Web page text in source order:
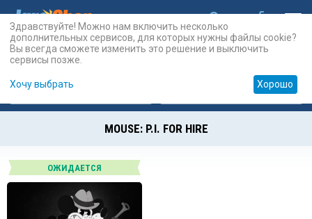
Карты Prepaid
MOUSE: P.I. FOR HIRE
ОЖИДАЕТСЯ
Здравствуйте! Можно нам включить несколько
дополнительных сервисов, для которых нужны файлы cookie?
Вы всегда сможете изменить это решение и выключить
сервисы позже.
Хочу выбрать Хорошо